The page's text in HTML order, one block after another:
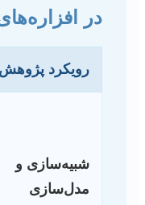
در
رویکرد پژوهش
شبیه‌سازی و
مدل‌سازی